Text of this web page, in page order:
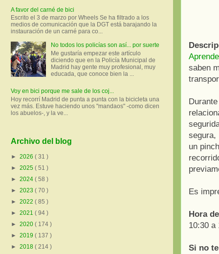
saben
segura,
un
Es
Hora
10:30 a
Si no
A favor del carné de bici
Escrito el 3 de marzo por Wheels Se ha filtrado a los
medios de comunicación que la DGT está barajando la
instauración de un carné para co...
No todos los policías son así... por suerte
Me gustaría empezar este artículo
diciendo que en la Policía Municipal de
Madrid hay gente muy profesional, muy
educada, que conoce bien la ...
Voy en bici porque me sale de los coj...
Hoy recorrí Madrid de punta a punta con la bicicleta una
vez más. Estuve haciendo unos "mandaos" -como dicen
los abuelos-, y la ve...
Archivo del blog
► 2026 ( 31 )
► 2025 ( 51 )
► 2024 ( 58 )
► 2023 ( 70 )
► 2022 ( 85 )
► 2021 ( 94 )
► 2020 ( 174 )
► 2019 ( 137 )
► 2018 ( 214 )